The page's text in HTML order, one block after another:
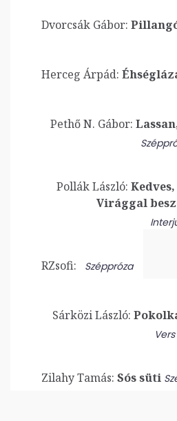
Dvorcsák Gábor:
Herceg Árpád:
Pethő N. Gábor:
Pollák László: Kedves,
Virággal
RZsofi: Széppróza
Sárközi László:
Vers
Zilahy Tamás: Sós süti